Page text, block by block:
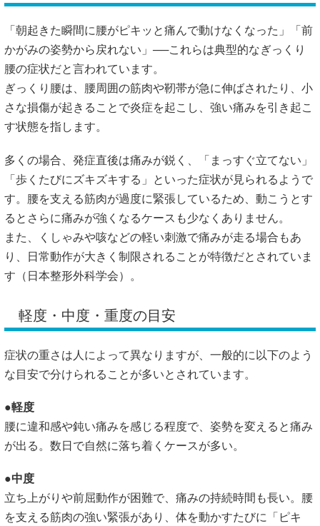
「朝起きた瞬間に腰がピキッと痛んで動けなくなった」「前
かがみの姿勢から戻れない」──これらは典型的なぎっくり
腰の症状だと言われています。
ぎっくり腰は、腰周囲の筋肉や靭帯が急に伸ばされたり、小
さな損傷が起きることで炎症を起こし、強い痛みを引き起こ
す状態を指します。
多くの場合、発症直後は痛みが鋭く、「まっすぐ立てない」
「歩くたびにズキズキする」といった症状が見られるようで
す。腰を支える筋肉が過度に緊張しているため、動こうとす
るとさらに痛みが強くなるケースも少なくありません。
また、くしゃみや咳などの軽い刺激で痛みが走る場合もあ
り、日常動作が大きく制限されることが特徴だとされていま
す（ 日本整形外科学会）。
軽度・中度・重度の目安
症状の重さは人によって異なりますが、一般的に以下のよう
な目安で分けられることが多いとされています。
●軽度
腰に違和感や鈍い痛みを感じる程度で、姿勢を変えると痛み
が出る。数日で自然に落ち着くケースが多い。
●中度
立ち上がりや前屈動作が困難で、痛みの持続時間も長い。腰
を支える筋肉の強い緊張があり、体を動かすたびに「ピキ